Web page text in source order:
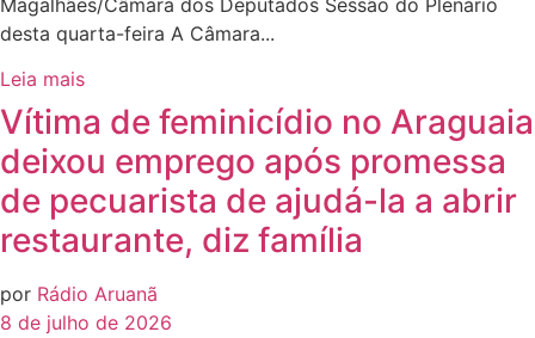
desta quarta-feira A Câmara...
Leia mais
Vítima de feminicídio no Araguaia
deixou emprego após promessa
de pecuarista de ajudá-la a abrir
restaurante, diz família
por Rádio Aruanã
8 de julho de 2026